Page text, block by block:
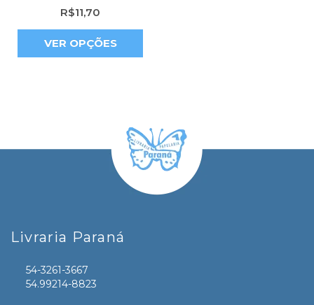
R$11,70
VER OPÇÕES
Livraria Paraná
54-3261-3667
54.99214-8823